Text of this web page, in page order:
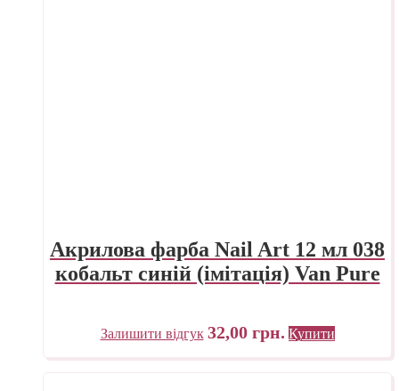
Акрилова фарба Nail Art 12 мл 038
кобальт синій (імітація) Van Pure
Залишити відгук 32,00 грн. Купити